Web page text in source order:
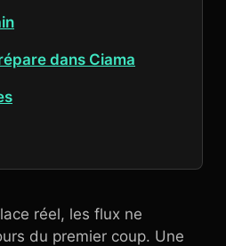
dans Ciama
réel, les flux ne
du premier coup. Une